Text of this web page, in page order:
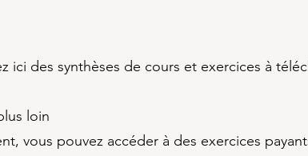
ici des synthèses de cours et exercices à
loin
vous pouvez accéder à des exercices